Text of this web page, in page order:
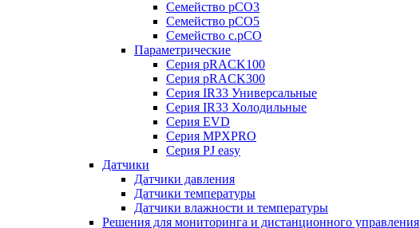
Семейство pCO3
Семейство pCO5
Семейство c.pCO
Параметрические
Серия pRACK100
Серия pRACK300
Серия IR33 Универсальные
Серия IR33 Холодильные
Серия EVD
Серия MPXPRO
Серия PJ easy
Датчики
Датчики давления
Датчики температуры
Датчики влажности и температуры
Решения для мониторинга и дистанционного управления